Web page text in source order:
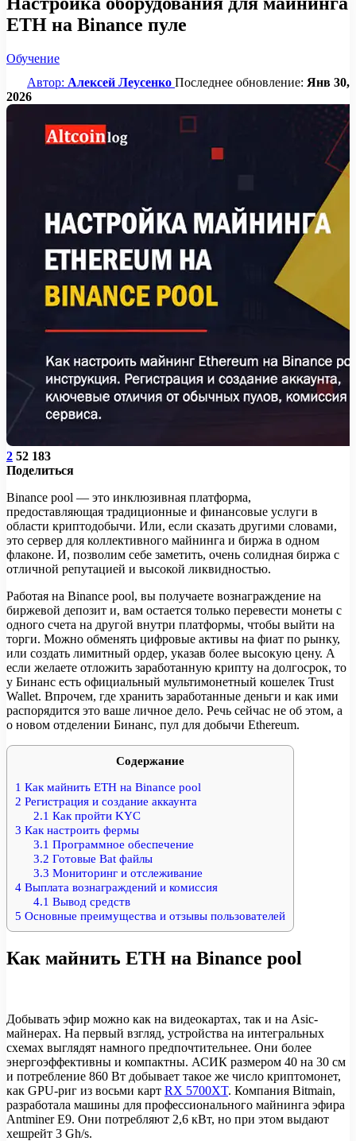
ETН на Binance пуле
Обучение
Автор: Алексей Леусенко Последнее обновление: Янв 30,
2026
2 52 183
Поделиться
Binance pool — это инклюзивная платформа,
предоставляющая традиционные и финансовые услуги в
области криптодобычи. Или, если сказать другими словами,
это сервер для коллективного майнинга и биржа в одном
флаконе. И, позволим себе заметить, очень солидная биржа с
отличной репутацией и высокой ликвидностью.
Работая на Binance pool, вы получаете вознаграждение на
биржевой депозит и, вам остается только перевести монеты с
одного счета на другой внутри платформы, чтобы выйти на
торги. Можно обменять цифровые активы на фиат по рынку,
или создать лимитный ордер, указав более высокую цену. А
если желаете отложить заработанную крипту на долгосрок, то
у Бинанс есть официальный мультимонетный кошелек Trust
Wallet. Впрочем, где хранить заработанные деньги и как ими
распорядится это ваше личное дело. Речь сейчас не об этом, а
о новом отделении Бинанс, пул для добычи Ethereum.
Содержание
1 Как майнить ETH на Binance pool
2 Регистрация и создание аккаунта
2.1 Как пройти KYC
3 Как настроить фермы
3.1 Программное обеспечение
3.2 Готовые Bat файлы
3.3 Мониторинг и отслеживание
4 Выплата вознаграждений и комиссия
4.1 Вывод средств
5 Основные преимущества и отзывы пользователей
Как майнить ETH на Binance pool
Добывать эфир можно как на видеокартах, так и на Asic-
майнерах. На первый взгляд, устройства на интегральных
схемах выглядят намного предпочтительнее. Они более
энергоэффективны и компактны. АСИК размером 40 на 30 см
и потребление 860 Вт добывает такое же число криптомонет,
как GPU-риг из восьми карт RX 5700XT. Компания Bitmain,
разработала машины для профессионального майнинга эфира
Antminer E9. Они потребляют 2,6 кВт, но при этом выдают
хешрейт 3 Gh/s.